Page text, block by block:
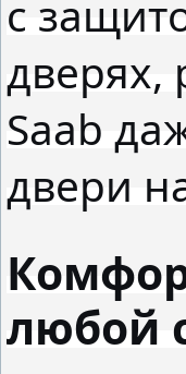
с
дверях,
Saab
двери
любой